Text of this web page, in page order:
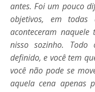
antes. Foi um pouco
objetivos, em todas
aconteceram
nisso sozinho.
definido, e você tem
você não pode se
aquela cena apenas